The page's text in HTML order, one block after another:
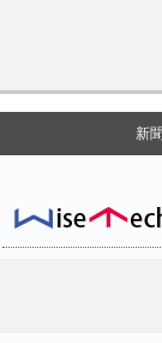
新